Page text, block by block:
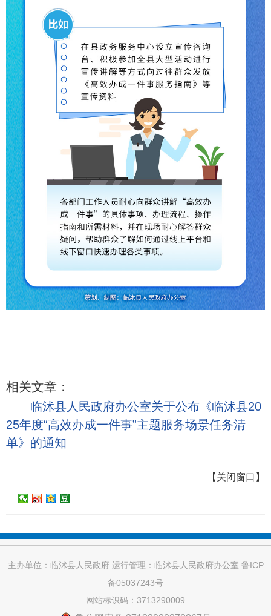
相关文章：
临沭县人民政府办公室关于公布《临沭县20
25年度“高效办成一件事”主题服务场景任务清
单》的通知
【 关闭窗口 】
主办单位：临沭县人民政府 运行管理：临沭县人民政府办公室 鲁ICP
备05037243号
网站标识码：3713290009